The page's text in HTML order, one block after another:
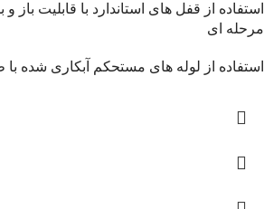
استفاده از قفل های استاندارد با قابلیت
مرحله ای
استفاده از لوله های مستحکم آبکاری شده با